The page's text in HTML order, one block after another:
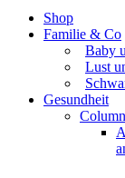
Shop
Familie & Co
Baby
Lust
Gesundheit